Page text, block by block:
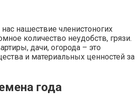
нашествие членистоногих
количество неудобств, грязи.
дачи, огорода – это
и материальных ценностей за
года